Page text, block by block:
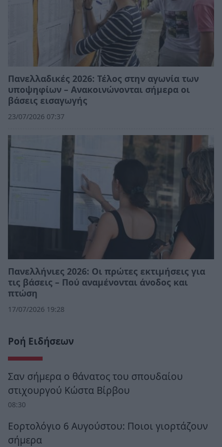
Πανελλαδικές 2026: Τέλος στην αγωνία των
υποψηφίων – Ανακοινώνονται σήμερα οι
βάσεις εισαγωγής
23/07/2026 07:37
Πανελλήνιες 2026: Οι πρώτες εκτιμήσεις για
τις βάσεις – Πού αναμένονται άνοδος και
πτώση
17/07/2026 19:28
Ροή Ειδήσεων
Σαν σήμερα ο θάνατος του σπουδαίου
στιχουργού Κώστα Βίρβου
08:30
Εορτολόγιο 6 Αυγούστου: Ποιοι γιορτάζουν
σήμερα